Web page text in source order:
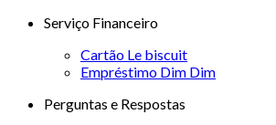
Serviço Financeiro
Cartão Le biscuit
Empréstimo Dim Dim
Perguntas e Respostas